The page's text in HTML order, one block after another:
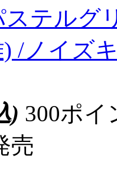
ステルグ
/ノイズ
) 300ポ
売